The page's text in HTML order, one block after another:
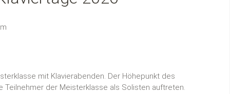
mit Klavierabenden. Der Höhepunkt des
der Meisterklasse als Solisten auftreten.